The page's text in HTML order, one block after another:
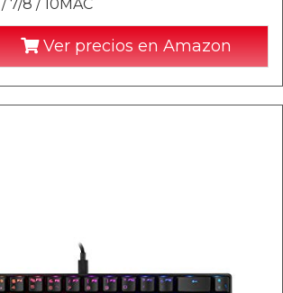
7/8 / 10MAC
Ver precios en Amazon